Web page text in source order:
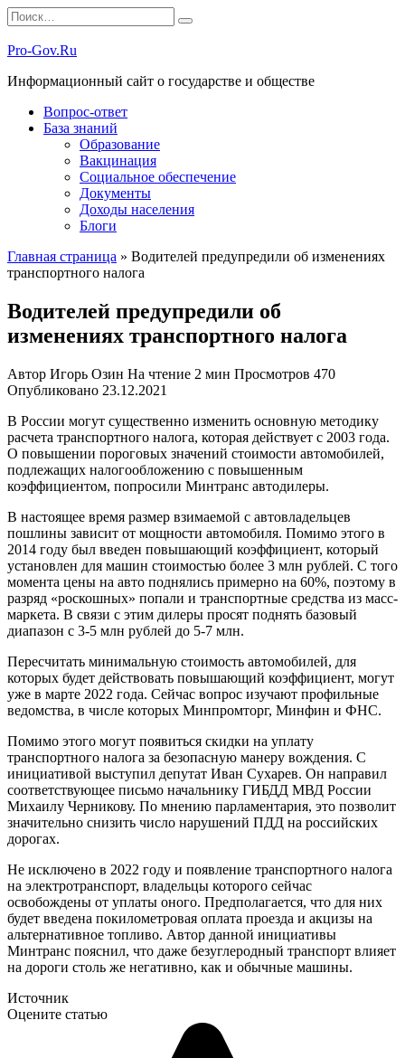
Перейти
к
содержанию
Search
for:
Pro-Gov.Ru
Информационный сайт о государстве и обществе
Вопрос-ответ
База знаний
Образование
Вакцинация
Социальное обеспечение
Документы
Доходы населения
Блоги
Главная страница » Водителей предупредили об изменениях
транспортного налога
Водителей предупредили об
изменениях транспортного налога
Автор Игорь Озин На чтение 2 мин Просмотров 470
Опубликовано 23.12.2021
В России могут существенно изменить основную методику
расчета транспортного налога, которая действует с 2003 года.
О повышении пороговых значений стоимости автомобилей,
подлежащих налогообложению с повышенным
коэффициентом, попросили Минтранс автодилеры.
В настоящее время размер взимаемой с автовладельцев
пошлины зависит от мощности автомобиля. Помимо этого в
2014 году был введен повышающий коэффициент, который
установлен для машин стоимостью более 3 млн рублей. С того
момента цены на авто поднялись примерно на 60%, поэтому в
разряд «роскошных» попали и транспортные средства из масс-
маркета. В связи с этим дилеры просят поднять базовый
диапазон с 3-5 млн рублей до 5-7 млн.
Пересчитать минимальную стоимость автомобилей, для
которых будет действовать повышающий коэффициент, могут
уже в марте 2022 года. Сейчас вопрос изучают профильные
ведомства, в числе которых Минпромторг, Минфин и ФНС.
Помимо этого могут появиться скидки на уплату
транспортного налога за безопасную манеру вождения. С
инициативой выступил депутат Иван Сухарев. Он направил
соответствующее письмо начальнику ГИБДД МВД России
Михаилу Черникову. По мнению парламентария, это позволит
значительно снизить число нарушений ПДД на российских
дорогах.
Не исключено в 2022 году и появление транспортного налога
на электротранспорт, владельцы которого сейчас
освобождены от уплаты оного. Предполагается, что для них
будет введена покилометровая оплата проезда и акцизы на
альтернативное топливо. Автор данной инициативы
Минтранс пояснил, что даже безуглеродный транспорт влияет
на дороги столь же негативно, как и обычные машины.
Источник
Оцените статью